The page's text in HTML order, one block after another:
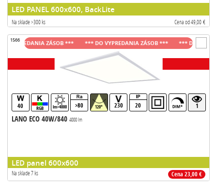
LED PANEL 600x600, BackLite
Na sklade >300 ks Cena od 49,00 €
1566
40 RGB lm>4000 >80 120° 230 20 1
LANO ECO 40W/840 4000 lm
LED panel 600x600
Na sklade 7 ks Cena 23,00 €
VYPREDANIA ZÁSOB *** *** DO VYPREDANIA ZÁSOB *** *** DO